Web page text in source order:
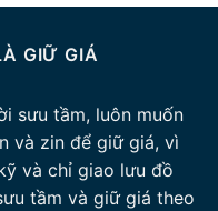
GIỮ GIÁ
sưu tầm, luôn muốn
và zin để giữ giá, vì
và chỉ giao lưu đồ
tầm và giữ giá theo